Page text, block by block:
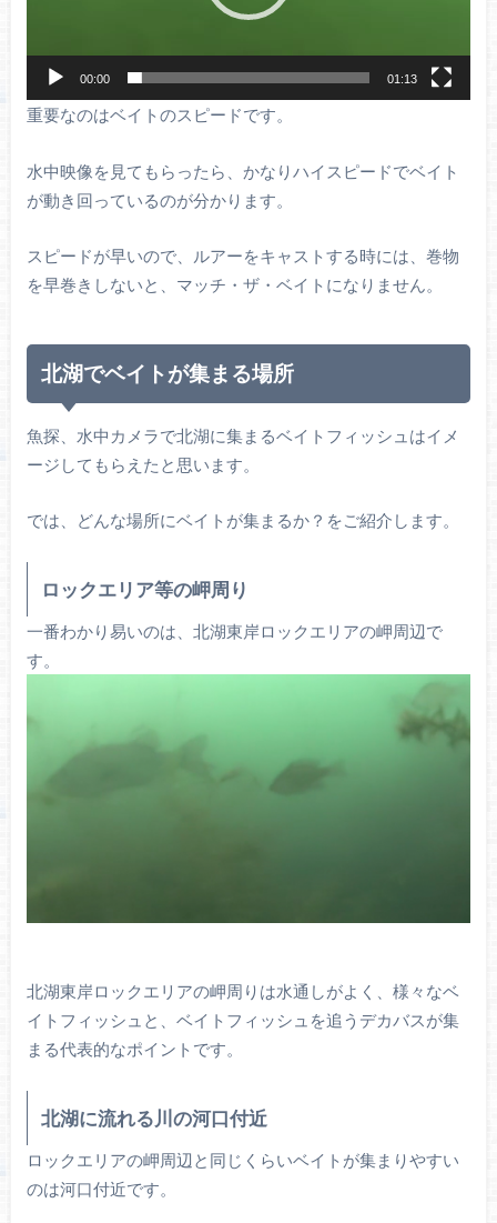
00:00 01:13
重要なのはベイトのスピードです。
水中映像を見てもらったら、かなりハイスピードでベイト
が動き回っているのが分かります。
スピードが早いので、ルアーをキャストする時には、巻物
を早巻きしないと、マッチ・ザ・ベイトになりません。
北湖でベイトが集まる場所
魚探、水中カメラで北湖に集まるベイトフィッシュはイメ
ージしてもらえたと思います。
では、どんな場所にベイトが集まるか？をご紹介します。
ロックエリア等の岬周り
一番わかり易いのは、北湖東岸ロックエリアの岬周辺で
す。
北湖東岸ロックエリアの岬周りは水通しがよく、様々なベ
イトフィッシュと、ベイトフィッシュを追うデカバスが集
まる代表的なポイントです。
北湖に流れる川の河口付近
ロックエリアの岬周辺と同じくらいベイトが集まりやすい
のは河口付近です。